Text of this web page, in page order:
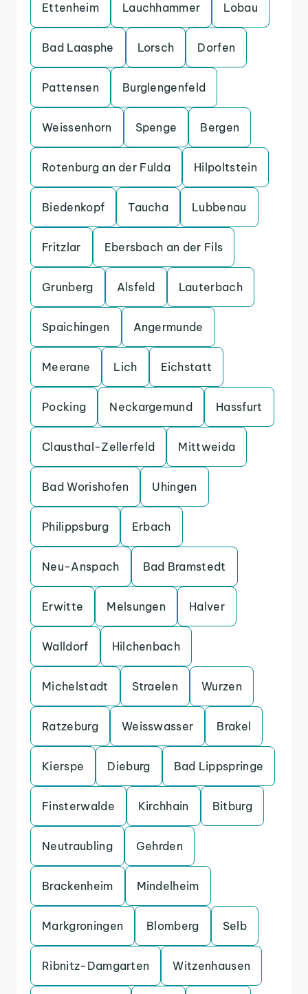
Ettenheim Lauchhammer Lobau
Bad Laasphe Lorsch Dorfen
Pattensen Burglengenfeld
Weissenhorn Spenge Bergen
Rotenburg an der Fulda Hilpoltstein
Biedenkopf Taucha Lubbenau
Fritzlar Ebersbach an der Fils
Grunberg Alsfeld Lauterbach
Spaichingen Angermunde
Meerane Lich Eichstatt
Pocking Neckargemund Hassfurt
Clausthal-Zellerfeld Mittweida
Bad Worishofen Uhingen
Philippsburg Erbach
Neu-Anspach Bad Bramstedt
Erwitte Melsungen Halver
Walldorf Hilchenbach
Michelstadt Straelen Wurzen
Ratzeburg Weisswasser Brakel
Kierspe Dieburg Bad Lippspringe
Finsterwalde Kirchhain Bitburg
Neutraubling Gehrden
Brackenheim Mindelheim
Markgroningen Blomberg Selb
Ribnitz-Damgarten Witzenhausen